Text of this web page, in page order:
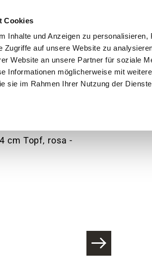
Cookies
Inhalte und Anzeigen zu
Zugriffe auf unsere Website zu
Website an unsere Partner für soziale
Informationen möglicherweise mit
sie im Rahmen Ihrer Nutzung der
Garten Aktuelles